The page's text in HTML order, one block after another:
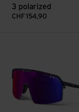
3 polarized
CHF 154,90